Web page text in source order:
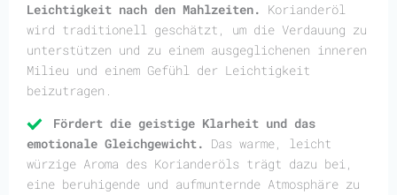
Leichtigkeit nach den Mahlzeiten. Korianderöl
wird traditionell geschätzt, um die Verdauung zu
unterstützen und zu einem ausgeglichenen inneren
Milieu und einem Gefühl der Leichtigkeit
beizutragen.
Fördert die geistige Klarheit und das
emotionale Gleichgewicht. Das warme, leicht
würzige Aroma des Korianderöls trägt dazu bei,
eine beruhigende und aufmunternde Atmosphäre zu